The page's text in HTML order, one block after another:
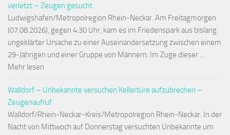
verletzt – Zeugen gesucht
Ludwigshafen/Metropolregion Rhein-Neckar. Am Freitagmorgen
(07.08.2026), gegen 4:30 Uhr, kam es im Friedenspark aus bislang
ungeklärter Ursache zu einer Auseinandersetzung zwischen einem
29-Jährigen und einer Gruppe von Männern. Im Zuge dieser ...
Mehr lesen
Walldorf – Unbekannte versuchen Kellertüre aufzubrechen –
Zeugenaufruf
Walldorf/Rhein-Neckar-Kreis/Metropolregion Rhein-Neckar. In der
Nacht von Mittwoch auf Donnerstag versuchten Unbekannte um